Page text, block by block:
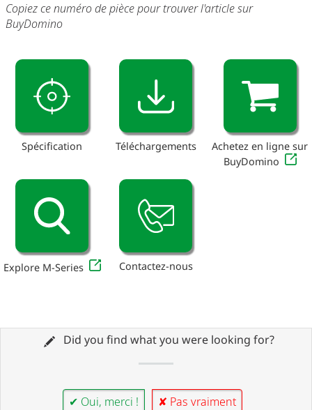
Copiez ce numéro de pièce pour trouver l'article sur
BuyDomino
Spécification Téléchargements
Achetez en ligne sur
BuyDomino
Explore M-Series Contactez-nous
Did you find what you were looking for?
✔ Oui, merci ! ✘ Pas vraiment